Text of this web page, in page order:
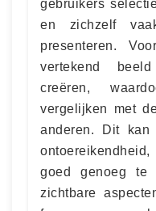
gebruikers
en zichzelf
presenteren.
vertekend
creëren,
vergelijken met
anderen. Dit
goed genoeg
zichtbare